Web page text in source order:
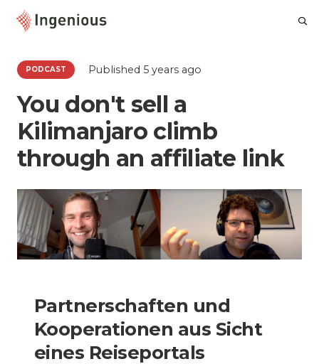
PODCAST Published5 years ago
You don't sell a
Kilimanjaro climb
through an affiliate link
Partnerschaften und
Kooperationen aus Sicht
eines Reiseportals